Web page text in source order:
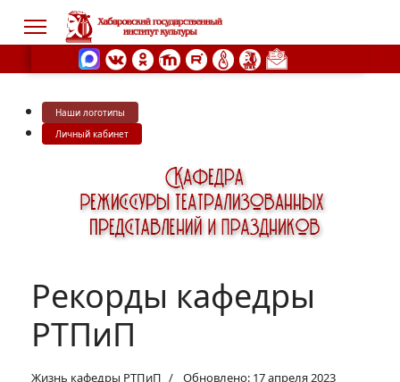
Наши логотипы
Личный кабинет
Рекорды кафедры
РТПиП
Жизнь кафедры РТПиП
Обновлено: 17 апреля 2023